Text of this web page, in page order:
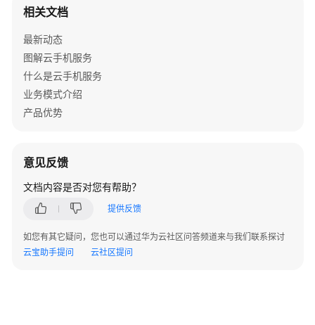
阵
KooPhone
Android
SDK
开
接
基
本
能
块
相关文档
最新动态
图解云手机服务
什么是云手机服务
业务模式介绍
产品优势
意见反馈
文档内容是否对您有帮助？
提供反馈
如您有其它疑问，您也可以通过华为云社区问答频道来与我们联系探讨
云宝助手提问
云社区提问